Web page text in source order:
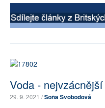
Voda -
29. 9. 2021 /Soňa Svobodová